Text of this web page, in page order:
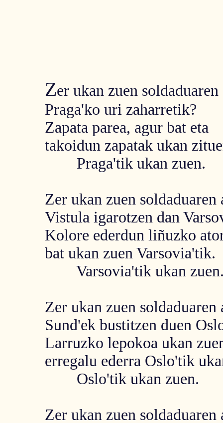
Zer ukan zuen soldaduaren
Praga'ko uri zaharretik?
Zapata parea, agur bat eta
takoidun zapatak ukan
Praga'tik ukan zuen.
Zer ukan zuen soldaduaren
Vistula igarotzen dan
Kolore ederdun liñuzko
bat ukan zuen Varsovia'tik.
Varsovia'tik ukan
Zer ukan zuen soldaduaren
Sund'ek bustitzen duen
Larruzko lepokoa ukan
erregalu ederra Oslo'tik
Oslo'tik ukan zuen.
Zer ukan zuen soldaduaren